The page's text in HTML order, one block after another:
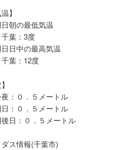
】
朝の最低気温
：3度
日中の最高気温
：12度
：０．５メートル
：０．５メートル
日：０．５メートル
ス情報(千葉市)